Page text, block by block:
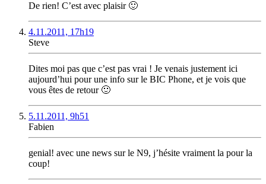
De rien! C’est avec plaisir 🙂
4.11.2011, 17h19
Steve
Dites moi pas que c’est pas vrai ! Je venais justement ici
aujourd’hui pour une info sur le BIC Phone, et je vois que
vous êtes de retour 🙂
5.11.2011, 9h51
Fabien
genial! avec une news sur le N9, j’hésite vraiment la pour la
coup!